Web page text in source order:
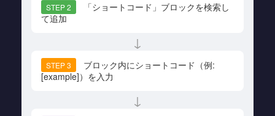
STEP 2
「ショートコード」ブロックを検索し
て追加
↓
STEP 3
ブロック内にショートコード（例:
[example]）を入力
↓